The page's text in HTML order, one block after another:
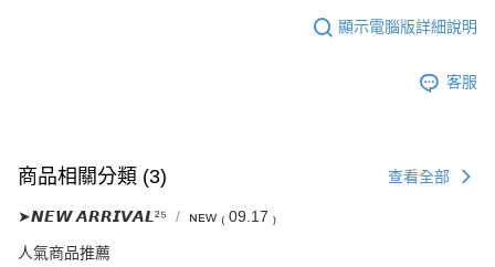
顯示電腦版詳細說明
客服
商品相關分類 (3) 查看全部
➤𝙉𝙀𝙒 𝘼𝙍𝙍𝙄𝙑𝘼𝙇²⁵ ɴᴇᴡ ₍ 09.17 ₎
人氣商品推薦